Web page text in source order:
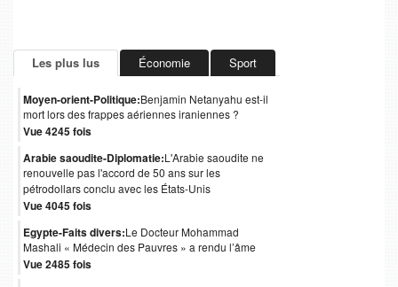
Les plus lus Économie Sport
Moyen-orient-Politique:Benjamin Netanyahu est-il
mort lors des frappes aériennes iraniennes ?
Vue 4245 fois
Arabie saoudite-Diplomatie:L'Arabie saoudite ne
renouvelle pas l'accord de 50 ans sur les
pétrodollars conclu avec les États-Unis
Vue 4045 fois
Egypte-Faits divers:Le Docteur Mohammad
Mashali « Médecin des Pauvres » a rendu l’âme
Vue 2485 fois